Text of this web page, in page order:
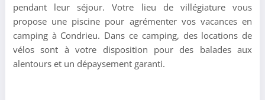
pendant leur séjour. Votre lieu de villégiature vous
propose une piscine pour agrémenter vos vacances en
camping à Condrieu. Dans ce camping, des locations de
vélos sont à votre disposition pour des balades aux
alentours et un dépaysement garanti.